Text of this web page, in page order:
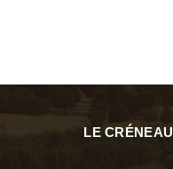
LE CRÉNEAU